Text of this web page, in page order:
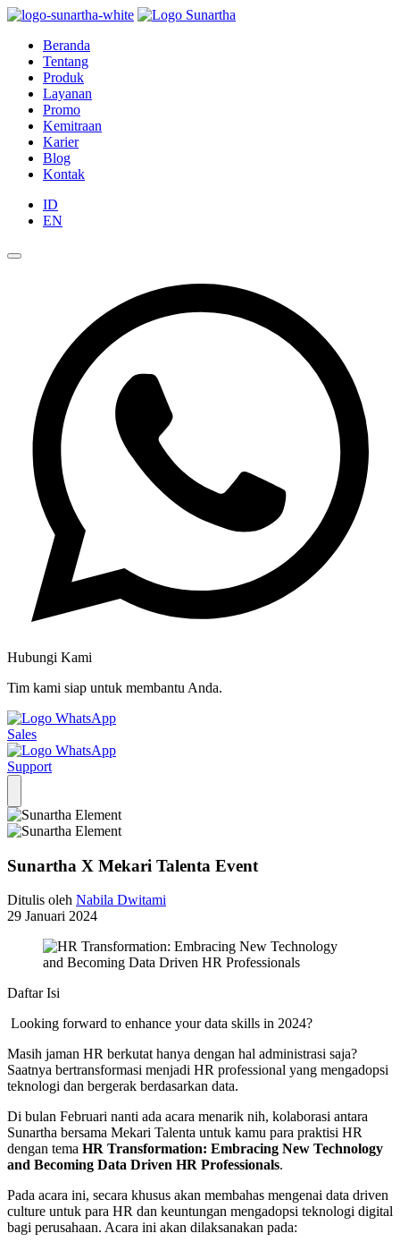
Beranda
Tentang
Produk
Layanan
Promo
Kemitraan
Karier
Blog
Kontak
ID
EN
Hubungi Kami
Tim kami siap untuk membantu Anda.
Sales
Support
Sunartha X Mekari Talenta Event
Ditulis oleh Nabila Dwitami
29 Januari 2024
Daftar Isi
Looking forward to enhance your data skills in 2024?
Masih jaman HR berkutat hanya dengan hal administrasi saja?
Saatnya bertransformasi menjadi HR professional yang mengadopsi
teknologi dan bergerak berdasarkan data.
Di bulan Februari nanti ada acara menarik nih, kolaborasi antara
Sunartha bersama Mekari Talenta untuk kamu para praktisi HR
dengan tema HR Transformation: Embracing New Technology
and Becoming Data Driven HR Professionals.
Pada acara ini, secara khusus akan membahas mengenai data driven
culture untuk para HR dan keuntungan mengadopsi teknologi digital
bagi perusahaan. Acara ini akan dilaksanakan pada: